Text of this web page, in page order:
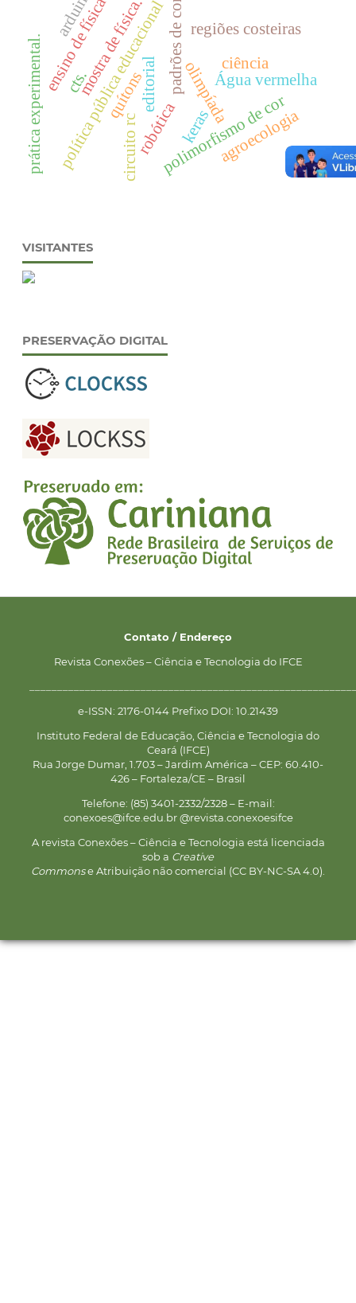
editorial olimpíada
política pública educacionalpadrões de cor
polimorfismo de cor
quítons
regiões costeiras
robóticakeras
mostra de física.
cts. Água vermelha
agroecologia
ensino de física ciência
arduino
circuito rc
prática experimental.
VISITANTES
PRESERVAÇÃO DIGITAL
Contato / Endereço
Revista Conexões – Ciência e Tecnologia do IFCE
e-ISSN: 2176-0144 Prefixo DOI: 10.21439
Instituto Federal de Educação, Ciência e Tecnologia do
Ceará (IFCE)
Rua Jorge Dumar, 1.703 – Jardim América – CEP: 60.410-
426 – Fortaleza/CE – Brasil
Telefone: (85) 3401-2332/2328 – E-mail:
conexoes@ifce.edu.br @revista.conexoesifce
A revista Conexões – Ciência e Tecnologia está licenciada
sob a Creative
Commonse Atribuição não comercial (CC BY-NC-SA 4.0).